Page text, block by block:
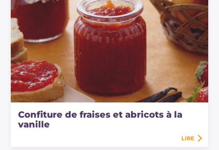
Confiture de fraises et abricots à la
vanille
LIRE